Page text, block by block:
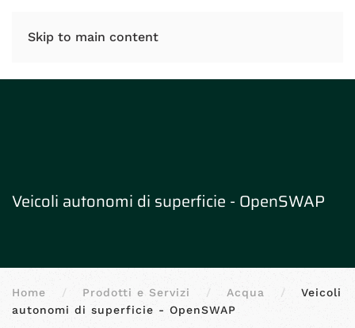
Skip to main content
Veicoli autonomi di superficie - OpenSWAP
Home Prodotti e Servizi Acqua
Veicoli
autonomi di superficie - OpenSWAP